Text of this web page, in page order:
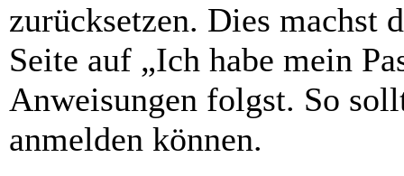
zurücksetzen. Dies machst
Seite auf „Ich habe mein
Anweisungen folgst. So
anmelden können.